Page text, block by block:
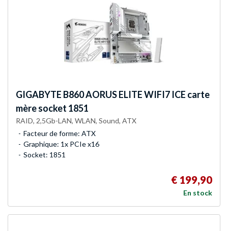
GIGABYTE B860 AORUS ELITE WIFI7 ICE carte
mère socket 1851
RAID, 2,5Gb-LAN, WLAN, Sound, ATX
Facteur de forme: ATX
Graphique: 1x PCIe x16
Socket: 1851
€ 199,90
En stock